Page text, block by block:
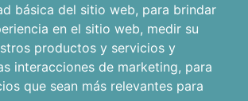
básica del sitio web, para brindar
en el sitio web, medir su
productos y servicios y
interacciones de marketing, para
que sean más relevantes para